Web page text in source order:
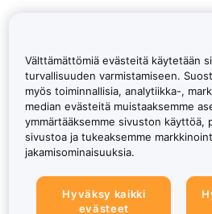
Välttämättömiä evästeitä käytetään
turvallisuuden varmistamiseen.
myös toiminnallisia, analytiikka-,
median evästeitä muistaaksemme
ymmärtääksemme sivuston käyttöä,
sivustoa ja tukeaksemme
jakamisominaisuuksia.
Hyväksy kaikki
evästeet